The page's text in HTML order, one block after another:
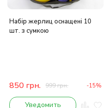
Набір жерлиц оснащені 10
шт. з сумкою
850 грн. 999грн. -15%
Уведомить